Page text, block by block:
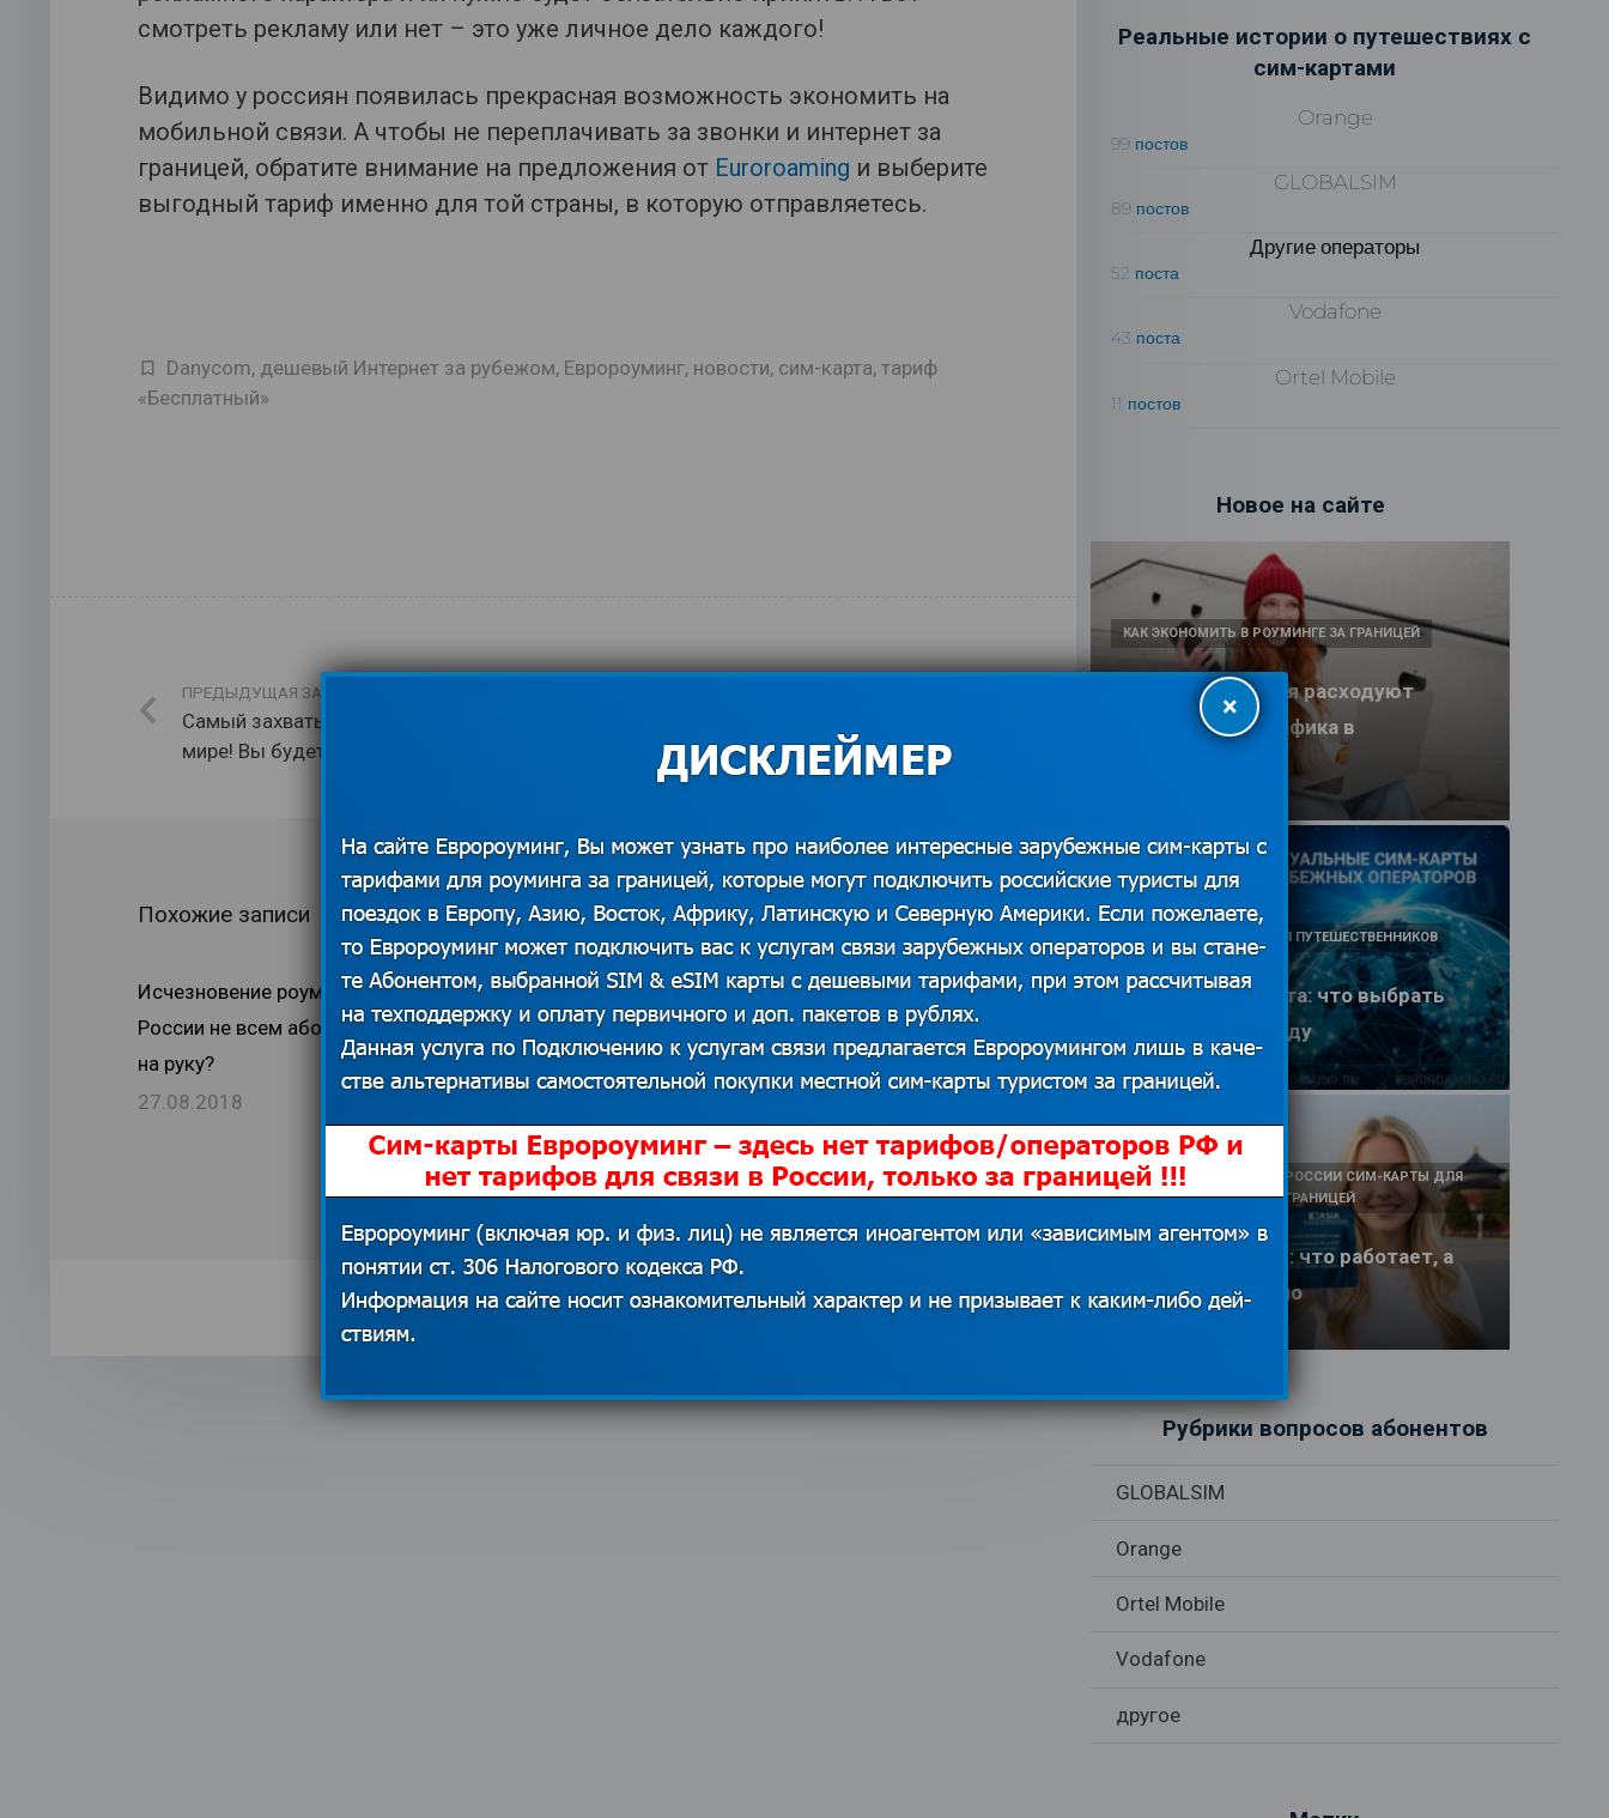
смотреть рекламу или нет – это уже личное дело каждого!
Видимо у россиян появилась прекрасная возможность экономить на
мобильной связи. А чтобы не переплачивать за звонки и интернет за
границей, обратите внимание на предложения от Euroroaming и выберите
выгодный тариф именно для той страны, в которую отправляетесь.
Danycom, дешевый Интернет за рубежом, Евророуминг, новости, сим-карта, тариф
«Бесплатный»
ПРЕДЫДУЩАЯ ЗАПИСЬ
Самый захватывающий город в
мире! Вы будете удивлены?
достойных вашего внимания
Похожие записи
Исчезновение роуминга в
России не всем абонентам
на руку?
27.08.2018
Путешествие со взрослым
04.06.2019
Как меняет людей
языка?
16.04.2018
Реальные истории о путешествиях с
сим-картами
Orange
99 постов
GLOBALSIM
89 постов
Другие операторы
52 поста
Vodafone
43 поста
Ortel Mobile
11 постов
Новое на сайте
Какие приложения расходуют
больше всего трафика в
КАК ЭКОНОМИТЬ В РОУМИНГЕ ЗА ГРАНИЦЕЙ
eSIM или SIM-карта: что выбрать
туристу в 2026 году
ПОЛЕЗНЫЕ ОБЗОРЫ ДЛЯ ПУТЕШЕСТВЕННИКОВ
25.06.2026
Интернет в Китае: что работает, а
что заблокировано
КАК И У КОГО КУПИТЬ В РОССИИ СИМ-КАРТЫ ДЛЯ
ИНТЕРНЕТА И СВЯЗИ ЗА ГРАНИЦЕЙ
Рубрики вопросов абонентов
GLOBALSIM
Orange
Ortel Mobile
Vodafone
другое
×